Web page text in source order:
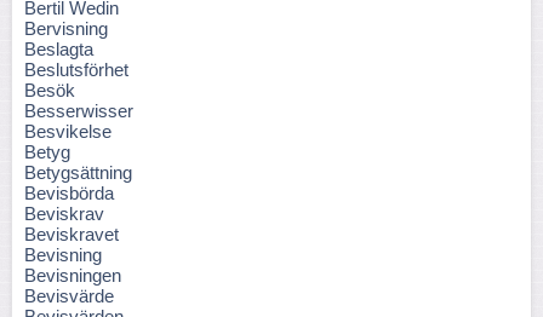
Bertil Wedin
Bervisning
Beslagta
Beslutsförhet
Besök
Besserwisser
Besvikelse
Betyg
Betygsättning
Bevisbörda
Beviskrav
Beviskravet
Bevisning
Bevisningen
Bevisvärde